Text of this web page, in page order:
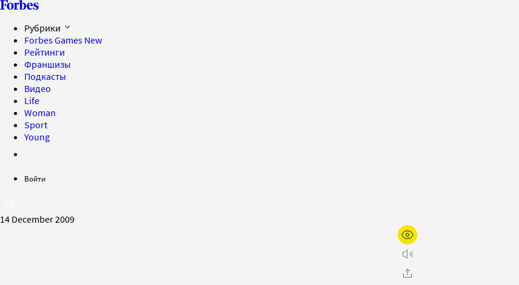
Рубрики
Forbes Games New
Рейтинги
Франшизы
Подкасты
Видео
Life
Woman
Sport
Young
Войти
14 December 2009